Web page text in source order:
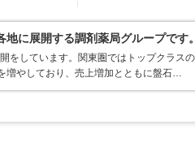
に展開する調剤薬局グループです。
をしています。関東圏ではトップクラス
増やしており、売上増加とともに盤石…